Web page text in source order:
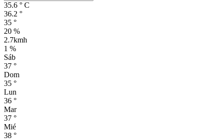
35.6 ° C
36.2 °
35 °
20 %
2.7kmh
1 %
Sáb
37 °
Dom
35 °
Lun
36 °
Mar
37 °
Mié
38 °